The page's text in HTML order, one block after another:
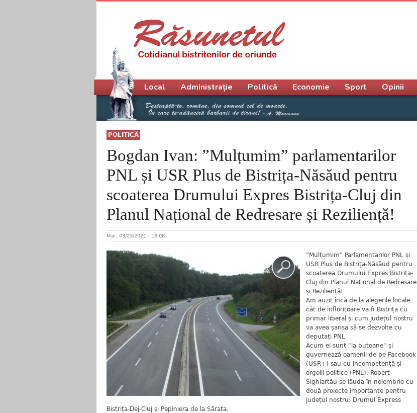
POLITICĂ
Bogdan Ivan: ”Mulțumim” parlamentarilor
PNL și USR Plus de Bistrița-Năsăud pentru
scoaterea Drumului Expres Bistrița-Cluj din
Planul Național de Redresare și Reziliență!
Mar, 03/23/2021 - 18:08
”Mulțumim” Parlamentarilor PNL și
USR Plus de Bistrița-Năsăud pentru
scoaterea Drumului Expres Bistrița-
Cluj din Planul Național de Redresare
și Reziliență!
Am auzit încă de la alegerile locale
cât de înfloritoare va fi Bistrița cu
primar liberal și cum județul nostru
va avea șansa să se dezvolte cu
deputați PNL
Acum ei sunt "la butoane" și
guvernează oamenii de pe Facebook
(USR+) sau cu incompetență și
orgolii politice (PNL). Robert
Sighiartău se lăuda în noiembrie cu
două proiecte importante pentru
județul nostru: Drumul Express
Bistrița-Dej-Cluj și Pepiniera de la Sărata.
Meniu principal
Local Administrație Politică Economie Sport Opinii